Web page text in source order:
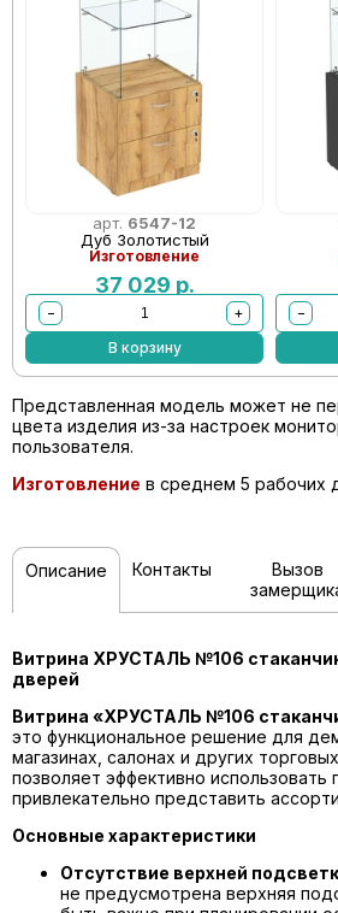
арт. 6547-12
Дуб Золотистый
Изготовление
37 029 р.
−
+
В корзину
−
Представленная модель может не
цвета изделия из-за настроек
пользователя.
Изготовление в среднем 5 рабочих
Описание Контакты
Вызов
Витрина ХРУСТАЛЬ №106
дверей
Витрина «ХРУСТАЛЬ №106
это функциональное решение для
магазинах, салонах и других
позволяет эффективно использовать
привлекательно представить
Основные характеристики
Отсутствие верхней
не предусмотрена верхняя